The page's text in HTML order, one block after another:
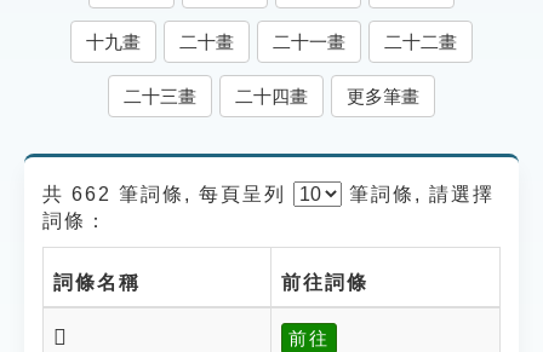
遊戲專區
貓頭鷹博士
十九畫 二十畫 二十一畫 二十二畫
二十三畫 二十四畫 更多筆畫
共 662 筆詞條, 每頁呈列 筆詞條, 請選擇
詞條：
詞條名稱 前往詞條
𧞒 前往